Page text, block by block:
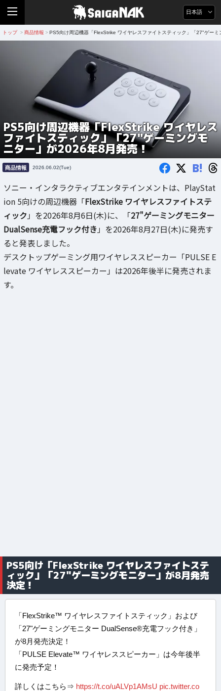
日本語
トップ > 商品情報 > PS5向け周辺機器「FlexStrike ワイヤレスファイトスティック」「27"ゲー
PS5向け周辺機器「FlexStrike ワイヤレス
ファイトスティック」「27"ゲーミングモ
ニター」が2026年8月発売！
商品情報 2026.06.02(Tue) B!
ソニー・インタラクティブエンタテインメントは、PlayStat
ion 5向けの周辺機器「FlexStrike ワイヤレスファイトステ
ィック 」を2026年8月6日(木)に、「27"ゲーミングモニター
DualSense充電フック付き 」を2026年8月27日(木)に発売す
ると発表しました。
デスクトップゲーミング用ワイヤレススピーカー「PULSE E
levate ワイヤレススピーカー」は2026年後半に発売されま
す。
PS5向け「FlexStrike ワイヤレスファイトステ
ィック」「27"ゲーミングモニター」が8月発売
決定！
「FlexStrike™ ワイヤレスファイトスティック」および
「27"ゲーミングモニター DualSense®充電フック付き」
が8月発売決定！
「PULSE Elevate™ ワイヤレススピーカー」は今年後半
に発売予定！
詳しくはこちら⇒ https://t.co/uALVp1AMsU pic.twitter.co